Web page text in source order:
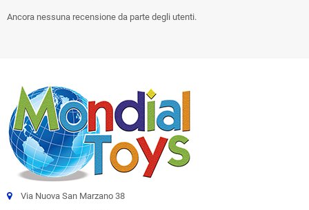
Ancora nessuna recensione da parte degli utenti.
Via Nuova San Marzano 38